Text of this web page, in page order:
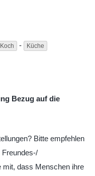
Koch - Küche
Bezug auf die
Bitte empfehlen
Freundes-/
mit, dass Menschen ihre